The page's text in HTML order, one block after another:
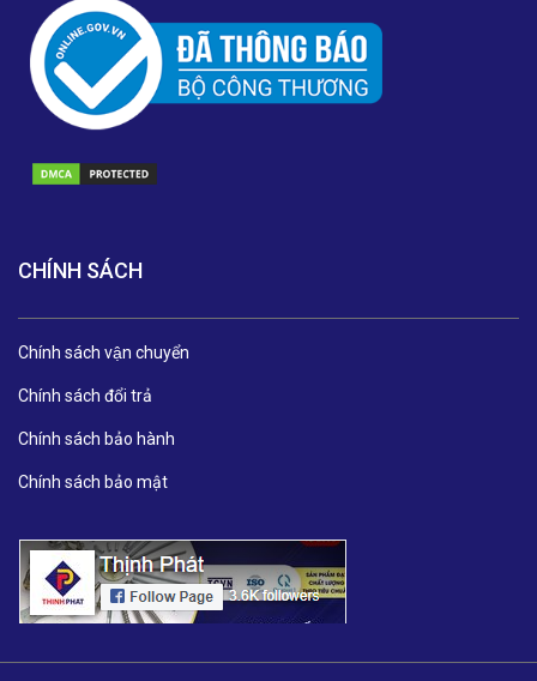
CHÍNH SÁCH
Chính sách vận chuyển
Chính sách đổi trả
Chính sách bảo hành
Chính sách bảo mật